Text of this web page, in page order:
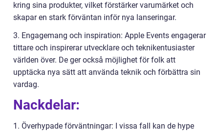
kring sina produkter, vilket förstärker varumärket och
skapar en stark förväntan inför nya lanseringar.
3. Engagemang och inspiration: Apple Events engagerar
tittare och inspirerar utvecklare och teknikentusiaster
världen över. De ger också möjlighet för folk att
upptäcka nya sätt att använda teknik och förbättra sin
vardag.
Nackdelar:
1. Överhypade förväntningar: I vissa fall kan de hype